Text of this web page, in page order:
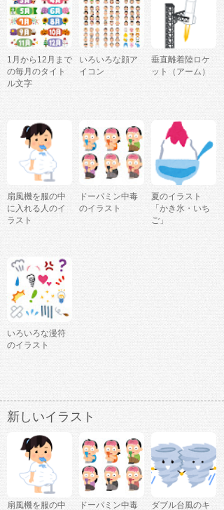
1月から12月まで
の毎月のタイト
ル文字
いろいろな顔ア
イコン
垂直離着陸ロケ
ット（アーム）
扇風機を服の中
に入れる人のイ
ラスト
ドーパミン中毒
のイラスト
夏のイラスト
「かき氷・いち
ご」
いろいろな漫符
のイラスト
新しいイラスト
扇風機を服の中 ドーパミン中毒 ダブル台風のキ